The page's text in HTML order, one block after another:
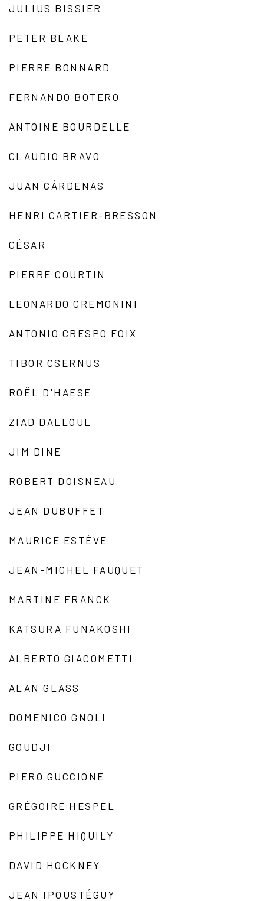
JULIUS BISSIER
PETER BLAKE
PIERRE BONNARD
FERNANDO BOTERO
ANTOINE BOURDELLE
CLAUDIO BRAVO
JUAN CÁRDENAS
HENRI CARTIER-BRESSON
CÉSAR
PIERRE COURTIN
LEONARDO CREMONINI
ANTONIO CRESPO FOIX
TIBOR CSERNUS
ROËL D'HAESE
ZIAD DALLOUL
JIM DINE
ROBERT DOISNEAU
JEAN DUBUFFET
MAURICE ESTÈVE
JEAN-MICHEL FAUQUET
MARTINE FRANCK
KATSURA FUNAKOSHI
ALBERTO GIACOMETTI
ALAN GLASS
DOMENICO GNOLI
GOUDJI
PIERO GUCCIONE
GRÉGOIRE HESPEL
PHILIPPE HIQUILY
DAVID HOCKNEY
JEAN IPOUSTÉGUY